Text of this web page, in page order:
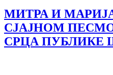
МИТРА И
СЈАЈНОМ
СРЦА ПУБЛИКЕ